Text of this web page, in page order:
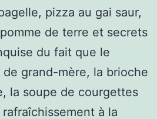
pizza au gai saur,
de terre et secrets
du fait que le
de grand-mère, la brioche
la soupe de courgettes
à la